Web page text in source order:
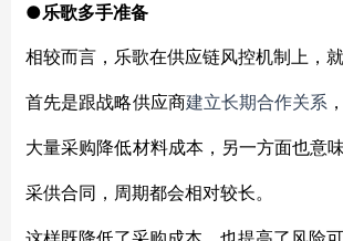
●乐歌多手准备
相较而言，乐歌在供应链风控机制上，
首先是跟战略供应商建立长期合作关系
大量采购降低材料成本，另一方面也意
采供合同，周期都会相对较长。